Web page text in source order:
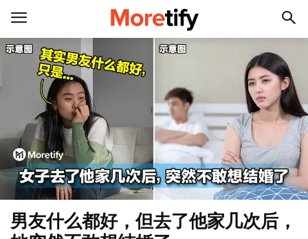
男友什么都好，但去了他家几次后，